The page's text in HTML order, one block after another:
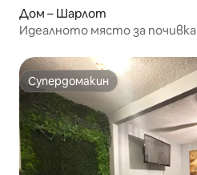
Дом – Шарлот
Идеалното място за почивка
Супердомакин
Супердомакин